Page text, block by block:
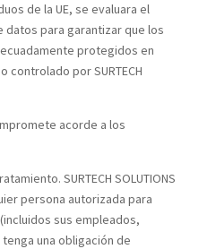
de la UE, se evaluara el
para garantizar que los
protegidos en
por SURTECH
acorde a los
SURTECH SOLUTIONS
persona autorizada para
sus empleados,
una obligación de